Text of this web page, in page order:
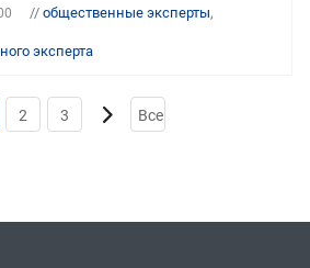
// общественные эксперты,
эксперта
2 3 Все